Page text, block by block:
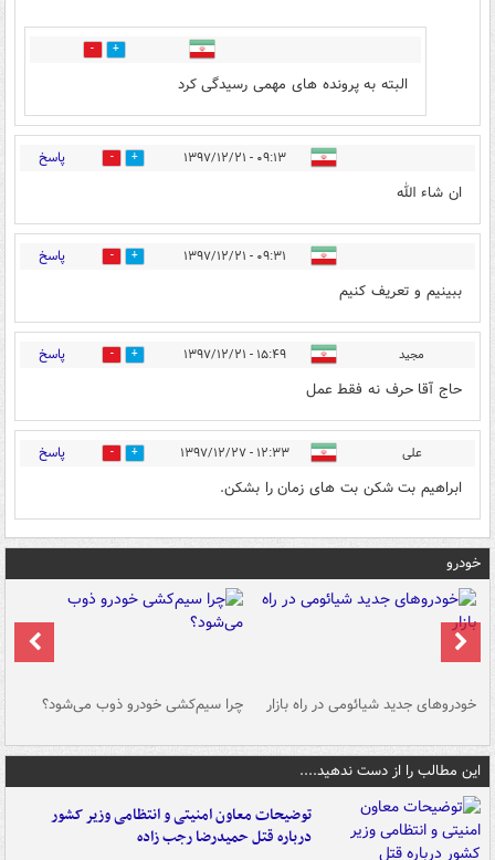
0
البته به پرونده های مهمی رسیدگی کرد
۰۹:۱۳ - ۱۳۹۷/۱۲/۲۱ 1 پاسخ
ان شاء الله
۰۹:۳۱ - ۱۳۹۷/۱۲/۲۱ 1 پاسخ
ببینیم و تعریف کنیم
مجید ۱۵:۴۹ - ۱۳۹۷/۱۲/۲۱ 1 پاسخ
حاج آقا حرف نه فقط عمل
علی ۱۲:۳۳ - ۱۳۹۷/۱۲/۲۷ 0 پاسخ
ابراهیم بت شکن بت های زمان را بشکن.
خودرو
خودروهای جدید شیائومی در راه بازار چرا سیم‌کشی خودرو ذوب می‌شود؟
این مطالب را از دست ندهید....
توضیحات معاون امنیتی و انتظامی وزیر کشور
درباره قتل حمیدرضا رجب زاده